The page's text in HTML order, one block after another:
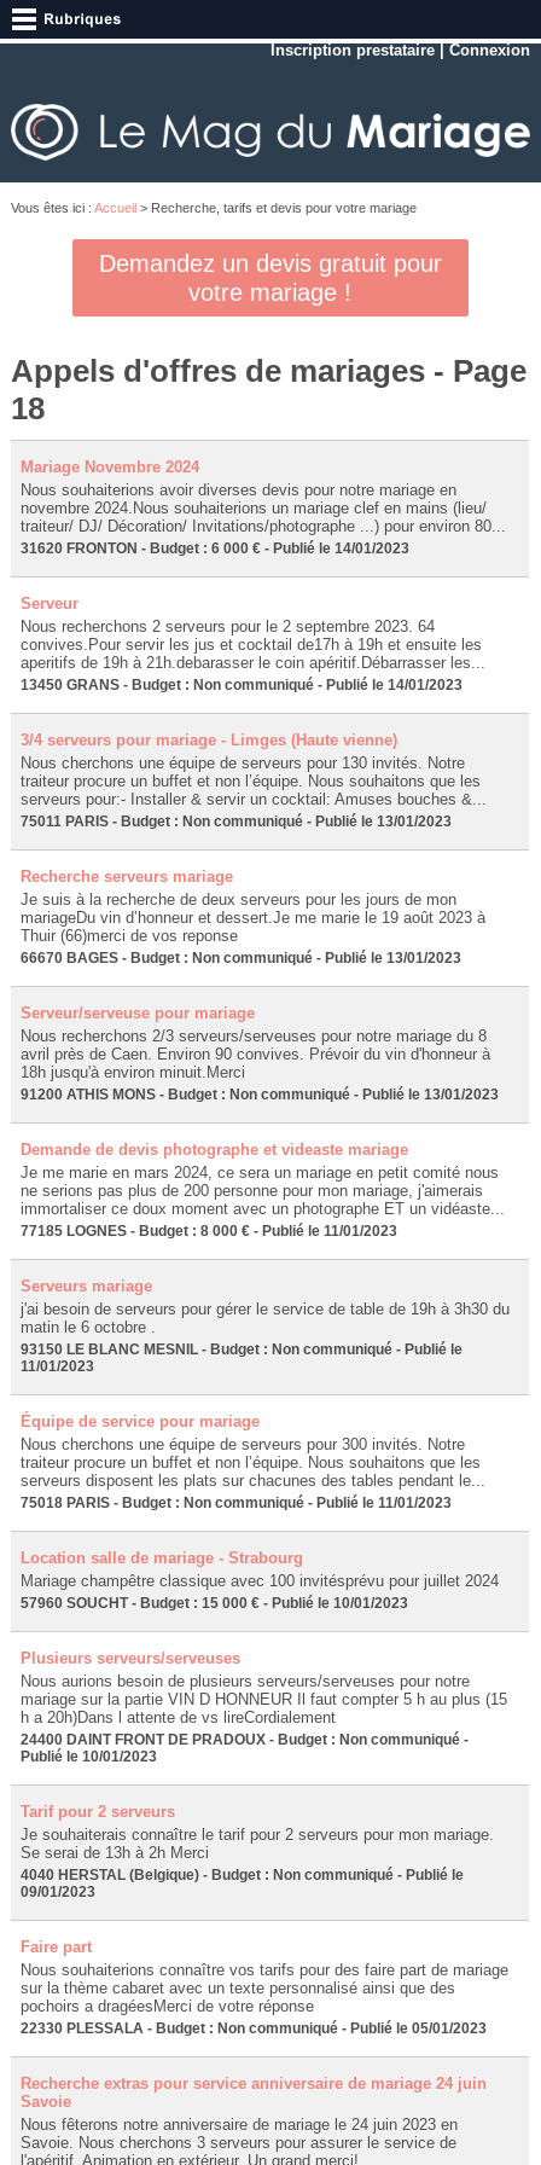
Inscription prestataire |Connexion
Vous êtes ici : Accueil> Recherche, tarifs et devis pour votre mariage
Demandez un devis gratuit pour
votre mariage !
Appels d'offres de mariages - Page
18
Mariage Novembre 2024
Nous souhaiterions avoir diverses devis pour notre mariage en
novembre 2024.Nous souhaiterions un mariage clef en mains (lieu/
traiteur/ DJ/ Décoration/ Invitations/photographe ...) pour environ 80...
31620 FRONTON - Budget : 6 000 € - Publié le 14/01/2023
Serveur
Nous recherchons 2 serveurs pour le 2 septembre 2023. 64
convives.Pour servir les jus et cocktail de17h à 19h et ensuite les
aperitifs de 19h à 21h.debarasser le coin apéritif.Débarrasser les...
13450 GRANS - Budget : Non communiqué - Publié le 14/01/2023
3/4 serveurs pour mariage - Limges (Haute vienne)
Nous cherchons une équipe de serveurs pour 130 invités. Notre
traiteur procure un buffet et non l’équipe. Nous souhaitons que les
serveurs pour:- Installer & servir un cocktail: Amuses bouches &...
75011 PARIS - Budget : Non communiqué - Publié le 13/01/2023
Recherche serveurs mariage
Je suis à la recherche de deux serveurs pour les jours de mon
mariageDu vin d’honneur et dessert.Je me marie le 19 août 2023 à
Thuir (66)merci de vos reponse
66670 BAGES - Budget : Non communiqué - Publié le 13/01/2023
Serveur/serveuse pour mariage
Nous recherchons 2/3 serveurs/serveuses pour notre mariage du 8
avril près de Caen. Environ 90 convives. Prévoir du vin d'honneur à
18h jusqu'à environ minuit.Merci
91200 ATHIS MONS - Budget : Non communiqué - Publié le 13/01/2023
Demande de devis photographe et videaste mariage
Je me marie en mars 2024, ce sera un mariage en petit comité nous
ne serions pas plus de 200 personne pour mon mariage, j'aimerais
immortaliser ce doux moment avec un photographe ET un vidéaste...
77185 LOGNES - Budget : 8 000 € - Publié le 11/01/2023
Serveurs mariage
j'ai besoin de serveurs pour gérer le service de table de 19h à 3h30 du
matin le 6 octobre .
93150 LE BLANC MESNIL - Budget : Non communiqué - Publié le
11/01/2023
Équipe de service pour mariage
Nous cherchons une équipe de serveurs pour 300 invités. Notre
traiteur procure un buffet et non l’équipe. Nous souhaitons que les
serveurs disposent les plats sur chacunes des tables pendant le...
75018 PARIS - Budget : Non communiqué - Publié le 11/01/2023
Location salle de mariage - Strabourg
Mariage champêtre classique avec 100 invitésprévu pour juillet 2024
57960 SOUCHT - Budget : 15 000 € - Publié le 10/01/2023
Plusieurs serveurs/serveuses
Nous aurions besoin de plusieurs serveurs/serveuses pour notre
mariage sur la partie VIN D HONNEUR Il faut compter 5 h au plus (15
h a 20h)Dans l attente de vs lireCordialement
24400 DAINT FRONT DE PRADOUX - Budget : Non communiqué -
Publié le 10/01/2023
Tarif pour 2 serveurs
Je souhaiterais connaître le tarif pour 2 serveurs pour mon mariage.
Se serai de 13h à 2h Merci
4040 HERSTAL (Belgique) - Budget : Non communiqué - Publié le
09/01/2023
Faire part
Nous souhaiterions connaître vos tarifs pour des faire part de mariage
sur la thème cabaret avec un texte personnalisé ainsi que des
pochoirs a dragéesMerci de votre réponse
22330 PLESSALA - Budget : Non communiqué - Publié le 05/01/2023
Recherche extras pour service anniversaire de mariage 24 juin
Savoie
Nous fêterons notre anniversaire de mariage le 24 juin 2023 en
Savoie. Nous cherchons 3 serveurs pour assurer le service de
l'apéritif. Animation en extérieur. Un grand merci!